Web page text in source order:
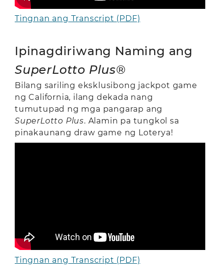
Tingnan ang Transcript (PDF)
Ipinagdiriwang Naming ang
SuperLotto Plus®
Bilang sariling eksklusibong jackpot game
ng California, ilang dekada nang
tumutupad ng mga pangarap ang
SuperLotto Plus. Alamin pa tungkol sa
pinakaunang draw game ng Loterya!
Tingnan ang Transcript (PDF)